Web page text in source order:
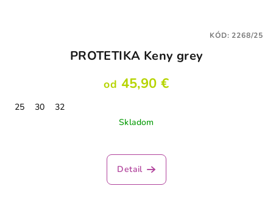
PROTETIKA Keny grey
od 45,90 €
25 30
32
Skladom
Detail
KÓD:2268/25